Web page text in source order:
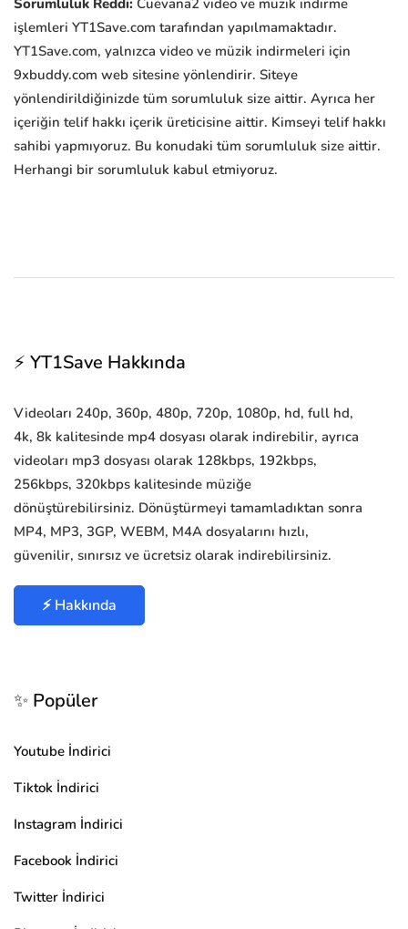
Sorumluluk Reddi: Cuevana2 video ve müzik indirme
işlemleri YT1Save.com tarafından yapılmamaktadır.
YT1Save.com, yalnızca video ve müzik indirmeleri için
9xbuddy.com web sitesine yönlendirir. Siteye
yönlendirildiğinizde tüm sorumluluk size aittir. Ayrıca her
içeriğin telif hakkı içerik üreticisine aittir. Kimseyi telif hakkı
sahibi yapmıyoruz. Bu konudaki tüm sorumluluk size aittir.
Herhangi bir sorumluluk kabul etmiyoruz.
⚡ YT1Save Hakkında
Videoları 240p, 360p, 480p, 720p, 1080p, hd, full hd,
4k, 8k kalitesinde mp4 dosyası olarak indirebilir, ayrıca
videoları mp3 dosyası olarak 128kbps, 192kbps,
256kbps, 320kbps kalitesinde müziğe
dönüştürebilirsiniz. Dönüştürmeyi tamamladıktan sonra
MP4, MP3, 3GP, WEBM, M4A dosyalarını hızlı,
güvenilir, sınırsız ve ücretsiz olarak indirebilirsiniz.
⚡ Hakkında
✨ Popüler
Youtube İndirici
Tiktok İndirici
Instagram İndirici
Facebook İndirici
Twitter İndirici